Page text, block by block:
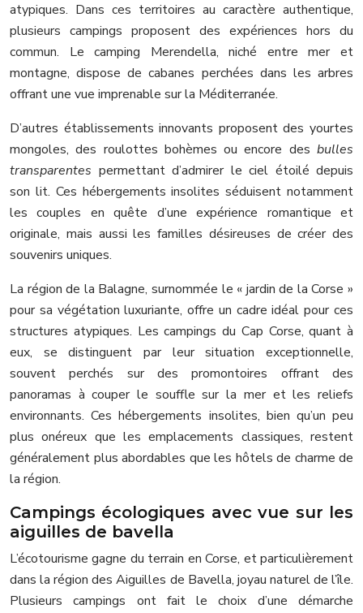
atypiques. Dans ces territoires au caractère authentique,
plusieurs campings proposent des expériences hors du
commun. Le camping Merendella, niché entre mer et
montagne, dispose de cabanes perchées dans les arbres
offrant une vue imprenable sur la Méditerranée.
D’autres établissements innovants proposent des yourtes
mongoles, des roulottes bohèmes ou encore des bulles
transparentes permettant d’admirer le ciel étoilé depuis
son lit. Ces hébergements insolites séduisent notamment
les couples en quête d’une expérience romantique et
originale, mais aussi les familles désireuses de créer des
souvenirs uniques.
La région de la Balagne, surnommée le « jardin de la Corse »
pour sa végétation luxuriante, offre un cadre idéal pour ces
structures atypiques. Les campings du Cap Corse, quant à
eux, se distinguent par leur situation exceptionnelle,
souvent perchés sur des promontoires offrant des
panoramas à couper le souffle sur la mer et les reliefs
environnants. Ces hébergements insolites, bien qu’un peu
plus onéreux que les emplacements classiques, restent
généralement plus abordables que les hôtels de charme de
la région.
Campings écologiques avec vue sur les
aiguilles de bavella
L’écotourisme gagne du terrain en Corse, et particulièrement
dans la région des Aiguilles de Bavella, joyau naturel de l’île.
Plusieurs campings ont fait le choix d’une démarche